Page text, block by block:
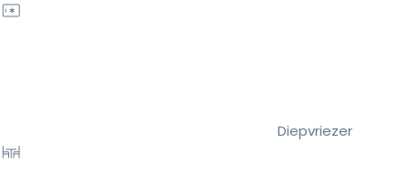
Diepvriezer